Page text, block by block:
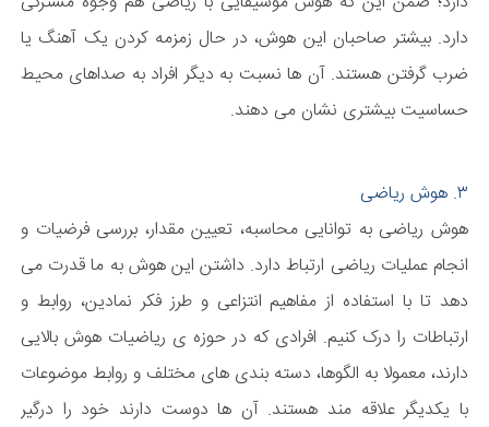
دارد. بیشتر صاحبان این هوش، در حال زمزمه کردن یک آهنگ یا
ضرب گرفتن هستند. آن ها نسبت به دیگر افراد به صداهای محیط
حساسیت بیشتری نشان می دهند.
۳. هوش ریاضی
هوش ریاضی به توانایی محاسبه، تعیین مقدار، بررسی فرضیات و
انجام عملیات ریاضی ارتباط دارد. داشتن این هوش به ما قدرت می
دهد تا با استفاده از مفاهیم انتزاعی و طرز فکر نمادین، روابط و
ارتباطات را درک کنیم. افرادی که در حوزه ی ریاضیات هوش بالایی
دارند، معمولا به الگوها، دسته بندی های مختلف و روابط موضوعات
با یکدیگر علاقه مند هستند. آن ها دوست دارند خود را درگیر